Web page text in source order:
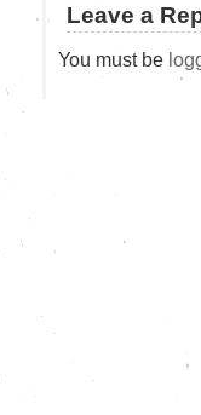
Leave a
You must be